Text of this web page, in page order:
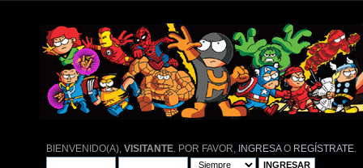
BIENVENIDO(A),VISITANTE . POR FAVOR, INGRESAO REGÍSTRATE